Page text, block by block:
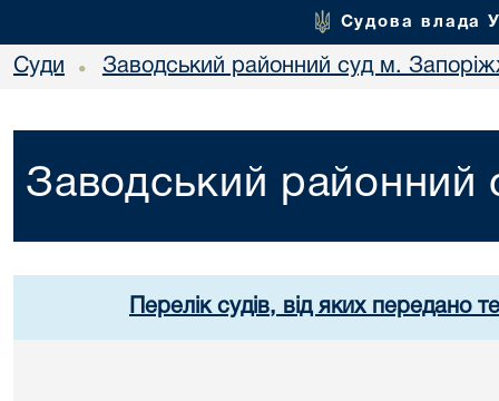
Судова влада
Суди • Заводський районний суд м.
Заводський
Перелік судів, від яких передано